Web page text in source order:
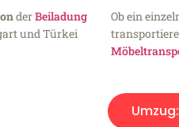
derBeiladung
und Türkei
Ob ein
Umzug: